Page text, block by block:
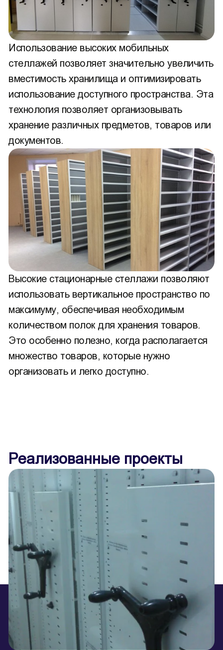
Использование высоких мобильных
стеллажей позволяет значительно увеличить
вместимость хранилища и оптимизировать
использование доступного пространства. Эта
технология позволяет организовывать
хранение различных предметов, товаров или
документов.
Высокие стационарные стеллажи позволяют
использовать вертикальное пространство по
максимуму, обеспечивая необходимым
количеством полок для хранения товаров.
Это особенно полезно, когда располагается
множество товаров, которые нужно
организовать и легко доступно.
Реализованные проекты